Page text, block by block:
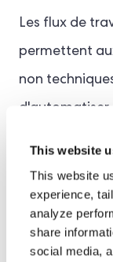
This website
This website
experience,
analyze
share
social media,
Les flux de
permettent
non
d'automatiser
Grâce à
conformité
processus